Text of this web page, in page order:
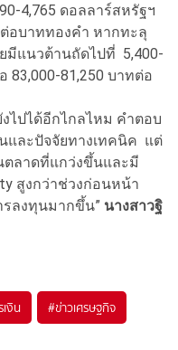
4,765 ดอลลาร์สหรัฐฯ
อบาททองคำ หากทะลุ
มีแนวต้านถัดไปที่ 5,400-
83,000-81,250 บาทต่อ
ไปได้อีกไกลไหม คำตอบ
และปัจจัยทางเทคนิค แต่
ตลาดที่แกว่งขึ้นและมี
สูงกว่าช่วงก่อนหน้า
ลงทุนมากขึ้น” นางสาวฐิ
งิน #ข่าวเศรษฐกิจ